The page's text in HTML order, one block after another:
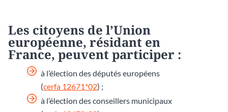
Les citoyens de l’Union
européenne, résidant en
France, peuvent participer :
à l’élection des députés européens
(cerfa 12671*02) ;
à l’élection des conseillers municipaux